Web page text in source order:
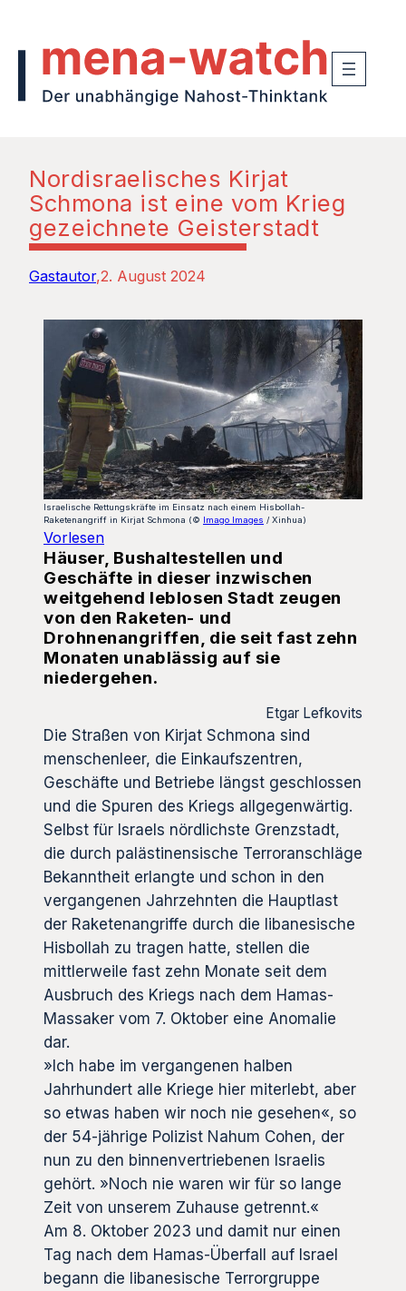
Nordisraelisches Kirjat
Schmona ist eine vom Krieg
gezeichnete Geisterstadt
Gastautor 2. August 2024
Israelische Rettungskräfte im Einsatz nach einem Hisbollah-
Raketenangriff in Kirjat Schmona (© Imago Images / Xinhua)
Vorlesen
Häuser, Bushaltestellen und
Geschäfte in dieser inzwischen
weitgehend leblosen Stadt zeugen
von den Raketen- und
Drohnenangriffen, die seit fast zehn
Monaten unablässig auf sie
niedergehen.
Etgar Lefkovits
Die Straßen von Kirjat Schmona sind
menschenleer, die Einkaufszentren,
Geschäfte und Betriebe längst geschlossen
und die Spuren des Kriegs allgegenwärtig.
Selbst für Israels nördlichste Grenzstadt,
die durch palästinensische Terroranschläge
Bekanntheit erlangte und schon in den
vergangenen Jahrzehnten die Hauptlast
der Raketenangriffe durch die libanesische
Hisbollah zu tragen hatte, stellen die
mittlerweile fast zehn Monate seit dem
Ausbruch des Kriegs nach dem Hamas-
Massaker vom 7. Oktober eine Anomalie
dar.
»Ich habe im vergangenen halben
Jahrhundert alle Kriege hier miterlebt, aber
so etwas haben wir noch nie gesehen«, so
der 54-jährige Polizist Nahum Cohen, der
nun zu den binnenvertriebenen Israelis
gehört. »Noch nie waren wir für so lange
Zeit von unserem Zuhause getrennt.«
Am 8. Oktober 2023 und damit nur einen
Tag nach dem Hamas-Überfall auf Israel
begann die libanesische Terrorgruppe